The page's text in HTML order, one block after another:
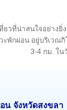
ยวที่น่าสนใจอย่าง
พักผ่อน อยู่บริเวณ
3-4 กม. ใน
น จังหวัดสงขลา